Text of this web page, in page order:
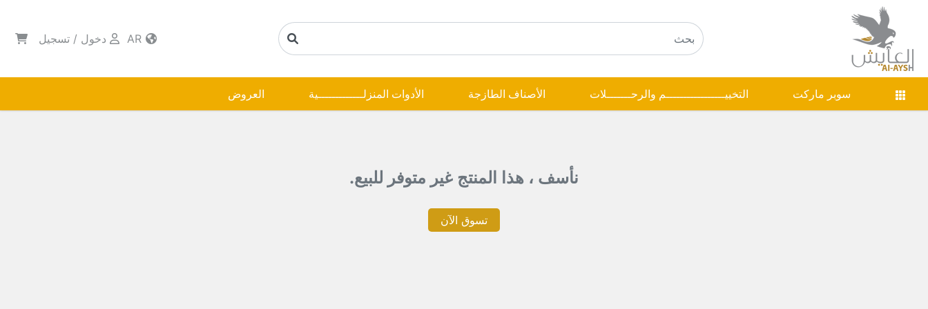
دخول / تسجيل
سوبر ماركت التخييـــــــــــــــــم والرحـــــــلات الأصناف الطازجة الأدوات المنزلـــــــــــــية العروض
نأسف ، هذا المنتج غير متوفر للبيع.
تسوق الآن